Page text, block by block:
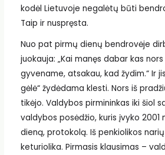
kodėl Lietuvoje negalėtų būti
Taip ir nuspręsta.
Nuo pat pirmų dienų bendrovėje
juokauja: „Kai manęs dabar kas
gyvename, atsakau, kad žydim.“ Ir
gėlė“ žydėdama klesti. Nors iš
tikėjo. Valdybos pirmininkas iki šiol
valdybos posėdžio, kuris įvyko 2001
dieną, protokolą. Iš penkiolikos
keturiolika. Pirmasis klausimas –